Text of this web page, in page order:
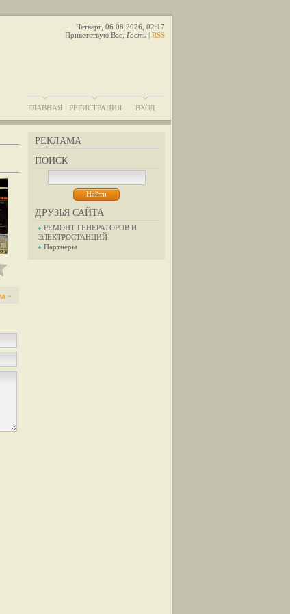
Четверг, 06.08.2026, 02:17
Приветствую Вас Гость | RSS
ГЛАВНАЯ РЕГИСТРАЦИЯ ВХОД
РЕКЛАМА
ПОИСК
ДРУЗЬЯ САЙТА
РЕМОНТ ГЕНЕРАТОРОВ И
ЭЛЕКТРОСТАНЦИЙ
Партнеры
»